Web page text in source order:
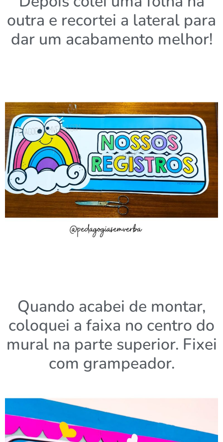
outra e recortei a lateral para
dar um acabamento melhor!
Quando acabei de montar,
coloquei a faixa no centro do
mural na parte superior. Fixei
com grampeador.